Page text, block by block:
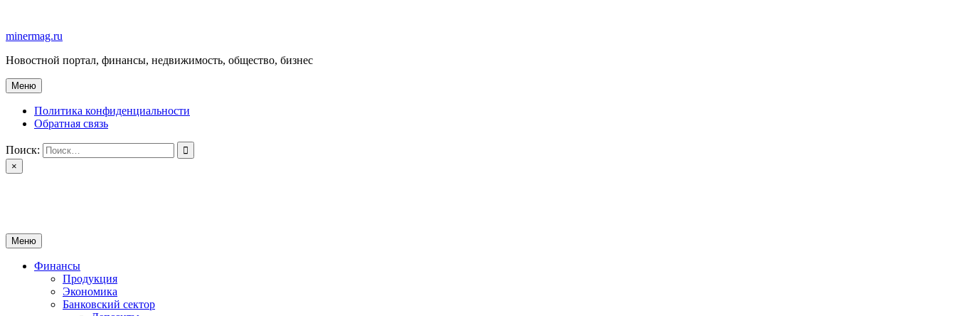
содержимому
minermag.ru
Новостной портал, финансы, недвижимость, общество, бизнес
Меню
Политика конфиденциальности
Обратная связь
Поиск:
×
Меню
Финансы
Продукция
Экономика
Банковский сектор